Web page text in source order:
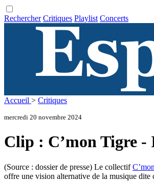
Rechercher Critiques Playlist Concerts
Accueil > Critiques
mercredi 20 novembre 2024
Clip : C’mon Tigre
(Source : dossier de presse) Le collectif
offre une vision alternative de la musique dite